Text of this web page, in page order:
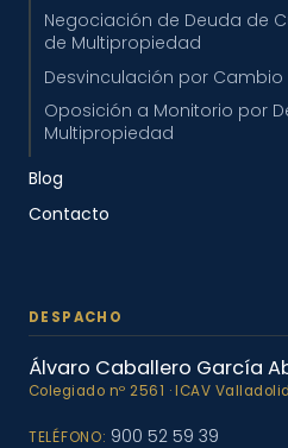
Negociación de Deuda de
de Multipropiedad
Desvinculación por Cambio
Oposición a Monitorio por
Multipropiedad
Blog
Contacto
Álvaro Caballero García
TELÉFONO: 900 52 59 39